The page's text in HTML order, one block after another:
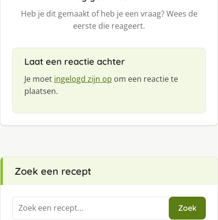
Heb je dit gemaakt of heb je een vraag? Wees de
eerste die reageert.
Laat een reactie achter
Je moet ingelogd zijn op om een reactie te
plaatsen.
Zoek een recept
Zoeken
naar:
Zoek